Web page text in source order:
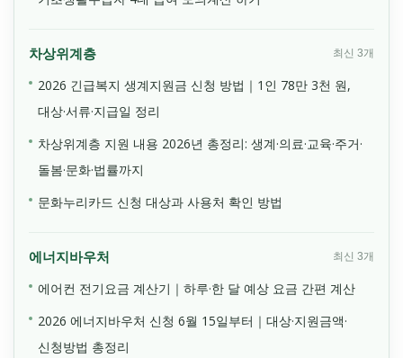
차상위계층 최신 3개
2026 긴급복지 생계지원금 신청 방법｜1인 78만 3천 원,
대상·서류·지급일 정리
차상위계층 지원 내용 2026년 총정리: 생계·의료·교육·주거·
돌봄·문화·법률까지
문화누리카드 신청 대상과 사용처 확인 방법
에너지바우처 최신 3개
에어컨 전기요금 계산기｜하루·한 달 예상 요금 간편 계산
2026 에너지바우처 신청 6월 15일부터｜대상·지원금액·
신청방법 총정리